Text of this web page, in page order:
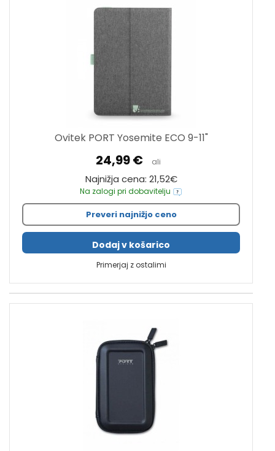
Ovitek PORT Yosemite ECO 9-11"
24,99 € ali
Najnižja cena: 21,52€
Na zalogi pri dobavitelju
Preveri najnižjo ceno
Dodaj v košarico
Primerjaj z ostalimi